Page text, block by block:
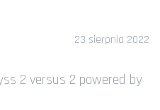
23 sierpnia 2022
2 versus 2 powered by